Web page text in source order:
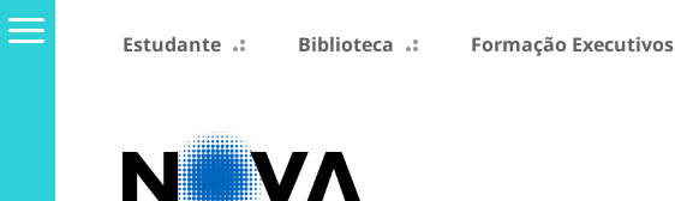
Estudante Biblioteca Formação Executivos